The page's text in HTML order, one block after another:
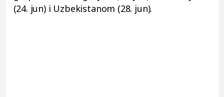
(24. jun) i Uzbekistanom (28. jun).